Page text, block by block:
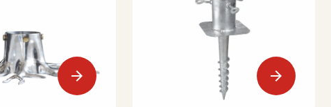
arrow_forward arrow_forward